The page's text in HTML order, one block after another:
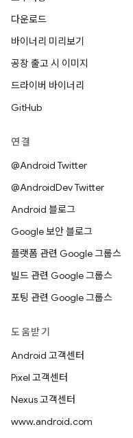
다운로드
바이너리 미리보기
공장 출고 시 이미지
드라이버 바이너리
GitHub
연결
@Android Twitter
@AndroidDev Twitter
Android 블로그
Google 보안 블로그
플랫폼 관련 Google 그룹스
빌드 관련 Google 그룹스
포팅 관련 Google 그룹스
도움받기
Android 고객센터
Pixel 고객센터
Nexus 고객센터
www.android.com